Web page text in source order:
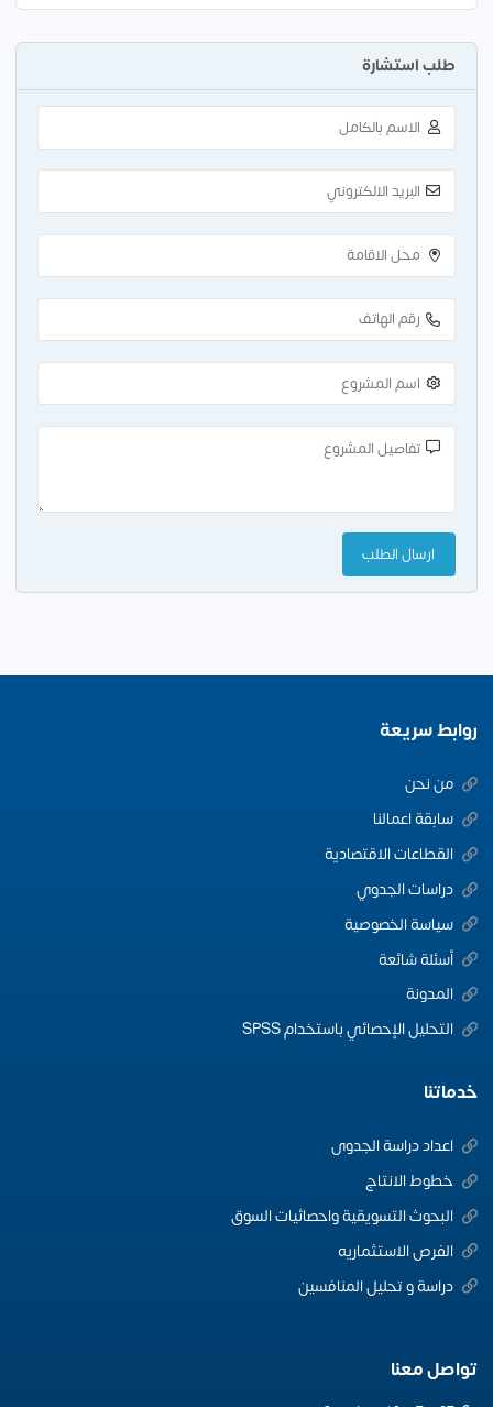
طلب استشارة
روابط سريعة
من نحن
سابقة اعمالنا
القطاعات الاقتصادية
دراسات الجدوي
سياسة الخصوصية
أسئلة شائعة
المدونة
التحليل الإحصائي باستخدام SPSS
خدماتنا
اعداد دراسة الجدوى
خطوط الانتاج
البحوث التسويقية واحصائيات السوق
الفرص الاستثماريه
دراسة و تحليل المنافسين
تواصل معنا